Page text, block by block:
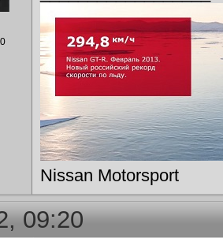
Nissan Motorsport
09:20